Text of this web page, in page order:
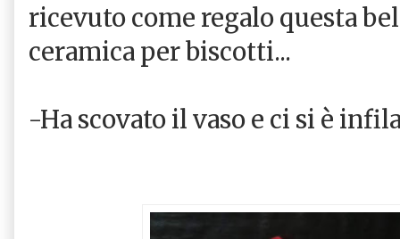
ricevuto come regalo questa
ceramica per biscotti...
-Ha scovato il vaso e ci si è